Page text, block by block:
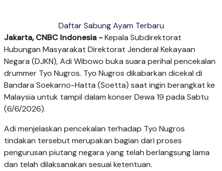
Daftar Sabung Ayam Terbaru
Jakarta, CNBC Indonesia -Kepala Subdirektorat
Hubungan Masyarakat Direktorat Jenderal Kekayaan
Negara (DJKN), Adi Wibowo buka suara perihal pencekalan
drummer Tyo Nugros. Tyo Nugros dikabarkan dicekal di
Bandara Soekarno-Hatta (Soetta) saat ingin berangkat ke
Malaysia untuk tampil dalam konser Dewa 19 pada Sabtu
(6/6/2026).
Adi menjelaskan pencekalan terhadap Tyo Nugros
tindakan tersebut merupakan bagian dari proses
pengurusan piutang negara yang telah berlangsung lama
dan telah dilaksanakan sesuai ketentuan.